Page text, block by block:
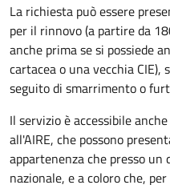
La richiesta può essere
per il rinnovo (a partire da
anche prima se si possiede
cartacea o una vecchia
seguito di smarrimento o
Il servizio è accessibile
all'AIRE, che possono
appartenenza che presso
nazionale, e a coloro che,